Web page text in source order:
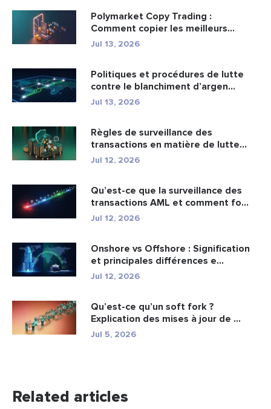
Polymarket Copy Trading :
Comment copier les meilleurs
portefeuil...
Jul 13, 2026
Politiques et procédures de lutte
contre le blanchiment d’argen...
Jul 13, 2026
Règles de surveillance des
transactions en matière de lutte
cont...
Jul 12, 2026
Qu’est-ce que la surveillance des
transactions AML et comment fo...
Jul 12, 2026
Onshore vs Offshore : Signification
et principales différences e...
Jul 12, 2026
Qu’est-ce qu’un soft fork ?
Explication des mises à jour de ...
Jul 5, 2026
Related articles